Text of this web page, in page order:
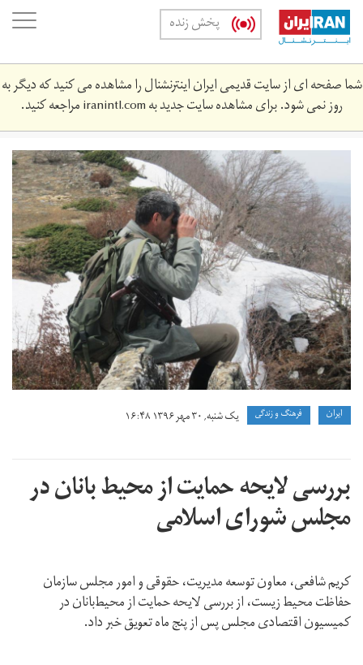
Skip
main
content
پخش زنده
شما صفحه ای از سایت قدیمی ایران اینترنشنال را مشاهده می کنید که دیگر به
روز نمی شود. برای مشاهده سایت جدید بهiranintl.comمراجعه کنید.
60728714555004797692.jpg
ايران فرهنگ و زندگی یک شنبه, ۳۰ مهر ۱۳۹۶ ۱۶:۴۸
بررسی لایحه حمایت از محیط‌ ‌بانان در
مجلس شورای اسلامی
کریم شافعی، معاون توسعه مدیریت، حقوقی و امور مجلس سازمان
حفاظت محیط زیست، از بررسی لایحه حمایت از محیط‌بانان در
کمیسیون اقتصادی مجلس پس از پنج ماه تعویق خبر داد.